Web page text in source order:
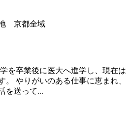
京都全域
を卒業後に医大へ進学し、現在は
。 やりがいのある仕事に恵まれ、
を送って...